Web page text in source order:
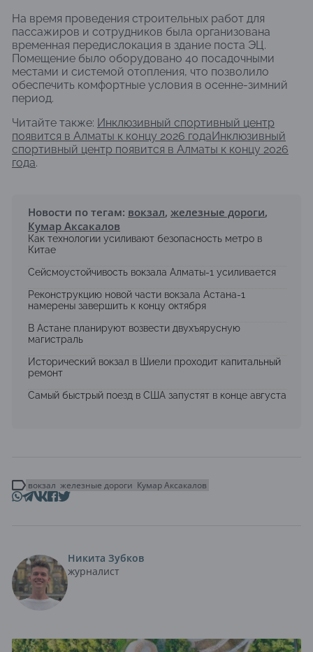
На время проведения строительных работ для
пассажиров и сотрудников была организована
временная передислокация в здание поста ЭЦ.
Помещение было оборудовано 40 посадочными
местами и системой отопления, что позволило
обеспечить комфортные условия в осенне-зимний
период.
Читайте также: Инклюзивный спортивный центр
появится в Алматы к концу 2026 годаИнклюзивный
спортивный центр появится в Алматы к концу 2026
года.
Новости по тегам: вокзал, железные дороги,
Кумар Аксакалов
Как технологии усиливают безопасность метро в
Китае
Сейсмоустойчивость вокзала Алматы-1 усиливается
Реконструкцию новой части вокзала Астана-1
намерены завершить к концу октября
В Астане планируют возвести двухъярусную
магистраль
Исторический вокзал в Шиели проходит капитальный
ремонт
Самый быстрый поезд в США запустят в конце августа
вокзал железные дороги Кумар Аксакалов
Никита Зубков
журналист